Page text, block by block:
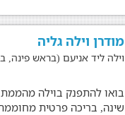
מודרן וילה גליה
וילה ליד אניעם (בראש פינה,
שינה, בריכה פרטית